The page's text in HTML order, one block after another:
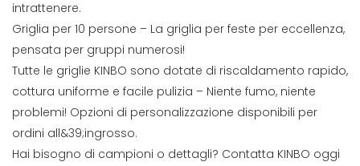
intrattenere.
Griglia per 10 persone – La griglia per feste per eccellenza,
pensata per gruppi numerosi!
Tutte le griglie KINBO sono dotate di riscaldamento rapido,
cottura uniforme e facile pulizia – Niente fumo, niente
problemi! Opzioni di personalizzazione disponibili per
ordini all&39;ingrosso.
Hai bisogno di campioni o dettagli? Contatta KINBO oggi